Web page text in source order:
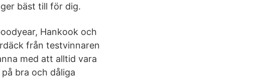
bäst till för dig.
Hankook och
från testvinnaren
med att alltid vara
bra och dåliga